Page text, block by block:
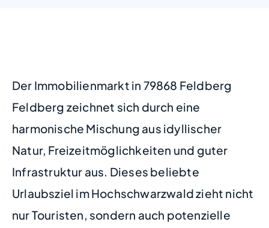
Der Immobilienmarkt in 79868 Feldberg
Feldberg zeichnet sich durch eine
harmonische Mischung aus idyllischer
Natur, Freizeitmöglichkeiten und guter
Infrastruktur aus. Dieses beliebte
Urlaubsziel im Hochschwarzwald zieht nicht
nur Touristen, sondern auch potenzielle